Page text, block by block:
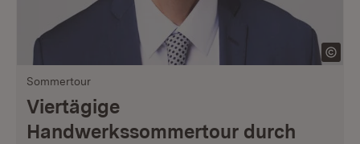
Sommertour
Viertägige
Handwerkssommertour durch